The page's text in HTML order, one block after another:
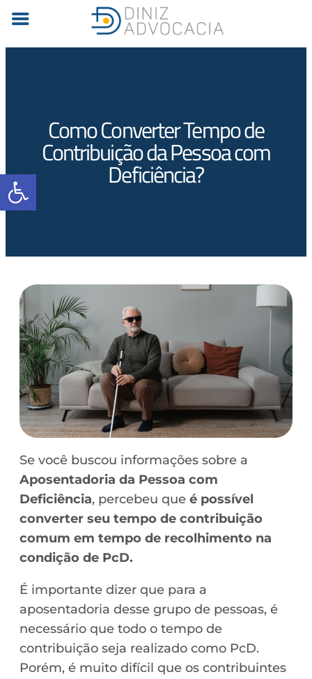
Barra de Ferramentas Aberta
Como Converter Tempo de
Contribuição da Pessoa com
Deficiência?
Se você buscou informações sobre a
Aposentadoria da Pessoa com
Deficiência, percebeu que é possível
converter seu tempo de contribuição
comum em tempo de recolhimento na
condição de PcD.
É importante dizer que para a
aposentadoria desse grupo de pessoas, é
necessário que todo o tempo de
contribuição seja realizado como PcD.
Porém, é muito difícil que os contribuintes